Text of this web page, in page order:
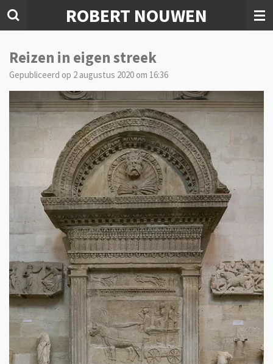
Ga
de
hoofdinhoud
ROBERT NOUWEN
Reizen in eigen streek
Gepubliceerd op 2 augustus 2020 om 16:36